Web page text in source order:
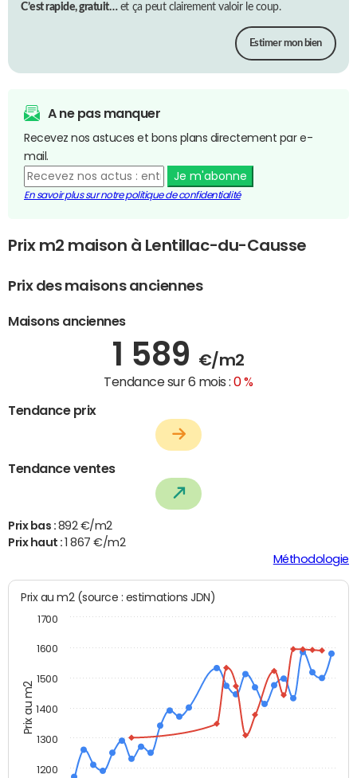
C’est rapide, gratuit…et ça peut clairement valoir le coup.
Estimer mon bien
A ne pas manquer
Recevez nos astuces et bons plans directement par e-
mail.
Je m'abonne
En savoir plus sur notre politique de confidentialité
Prix m2 maison à Lentillac-du-Causse
Prix des maisons anciennes
Maisons anciennes
1 589 €/m2
Tendance sur 6 mois :0 %
Tendance prix
Tendance ventes
Prix bas : 892 €/m2
Prix haut :
1 867 €/m2
Méthodologie
Prix au m2
Prix au m2 (source : estimations JDN)
1200
1300
1400
1500
1600
1700